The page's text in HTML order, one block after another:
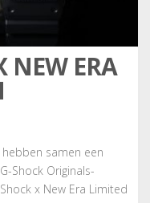
NEW ERA
samen een
Shock Originals-
x New Era Limited